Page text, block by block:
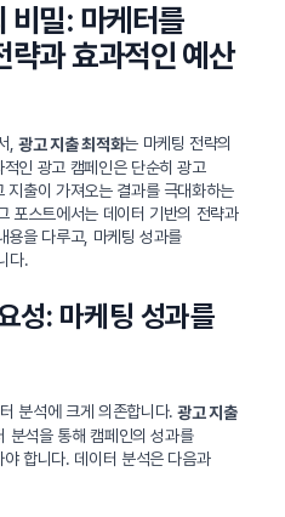
비밀: 마케터를
략과 효과적인 예산
,광고 지출 최적화는 마케팅 전략의
인 광고 캠페인은 단순히 광고
지출이 가져오는 결과를 극대화하는
포스트에서는 데이터 기반의 전략과
용을 다루고, 마케팅 성과를
다.
성: 마케팅 성과를
분석에 크게 의존합니다.광고 지출
석을 통해 캠페인의 성과를
합니다. 데이터 분석은 다음과